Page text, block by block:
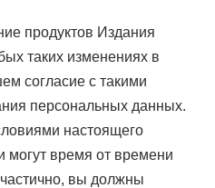
продуктов Издания
таких изменениях в
согласие с такими
персональных данных.
настоящего
могут время от времени
вы должны